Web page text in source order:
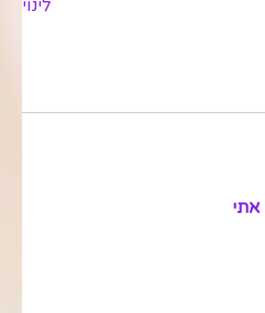
לינוי
אתי